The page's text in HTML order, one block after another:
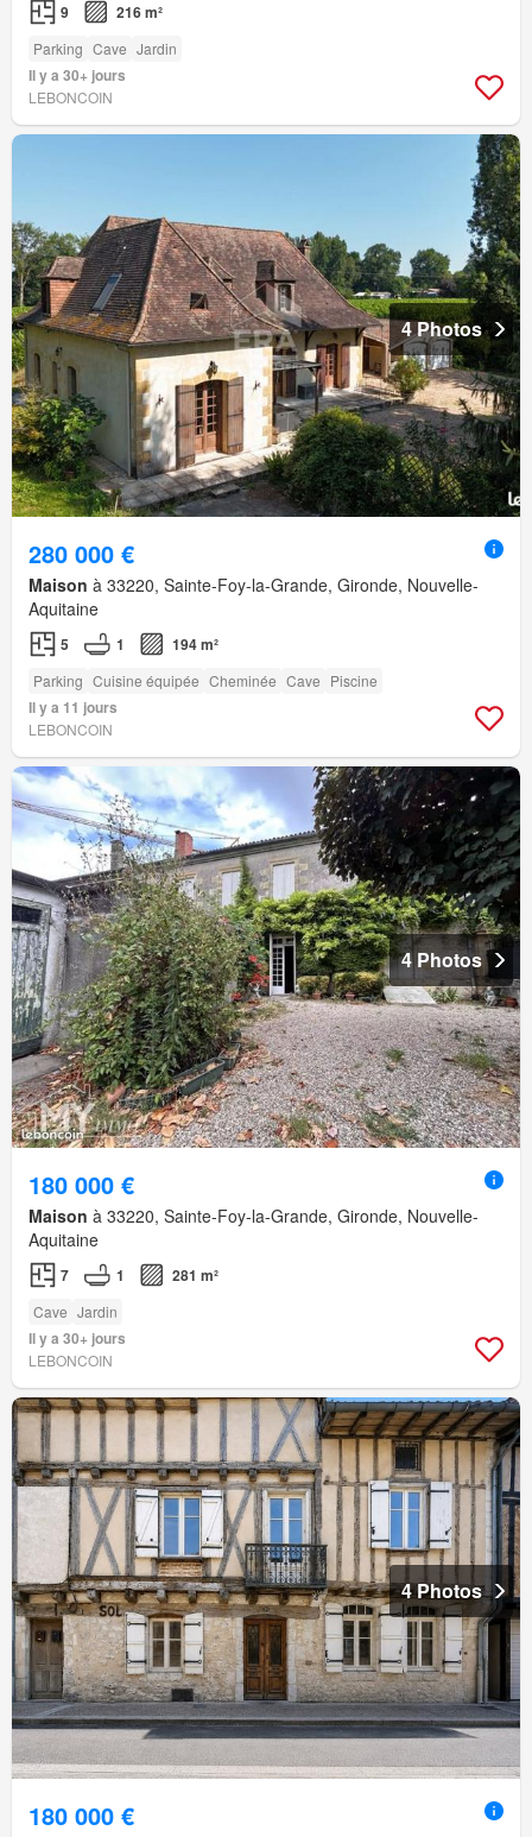
9 216 m²
Parking Cave Jardin
Il y a 30+ jours
LEBONCOIN
4 Photos
280 000 €
Maison à 33220, Sainte-Foy-la-Grande, Gironde, Nouvelle-
Aquitaine
5 1 194 m²
Parking Cuisine équipée Cheminée Cave Piscine
Il y a 11 jours
LEBONCOIN
4 Photos
180 000 €
Maison à 33220, Sainte-Foy-la-Grande, Gironde, Nouvelle-
Aquitaine
7 1 281 m²
Cave Jardin
Il y a 30+ jours
LEBONCOIN
4 Photos
180 000 €